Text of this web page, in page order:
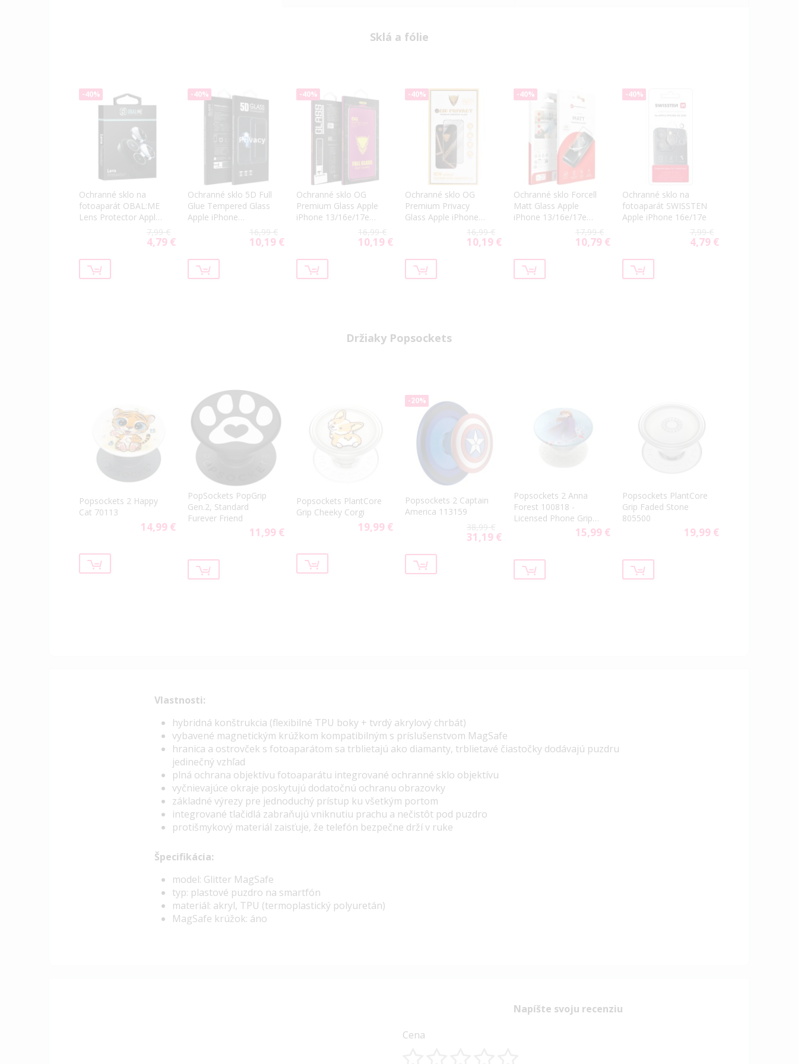
Sklá a fólie
-40%
Ochranné sklo na
fotoaparát OBAL:ME
Lens Protector Apple
7,99 €
Special
4,79 €
-40%
Ochranné sklo 5D Full
Glue Tempered Glass
Apple iPhone
13/16e/17e (PRIVECY)
16,99 €
Special
10,19 €
-40%
Ochranné sklo OG
Premium Glass Apple
iPhone 13/16e/17e
16,99 €
Special
10,19 €
-40%
Ochranné sklo OG
Premium Privacy
Glass Apple iPhone
13/16e/17e čierne16,99 €
Special
10,19 €
-40%
Ochranné sklo Forcell
Matt Glass Apple
iPhone 13/16e/17e
17,99 €
Special
10,79 €
-40%
Ochranné sklo na
fotoaparát SWISSTEN
Apple iPhone 16e/17e
7,99 €
Special
4,79 €
Držiaky Popsockets
Popsockets 2 Happy
Cat 70113
14,99 €
PopSockets PopGrip
Gen.2, Standard
Furever Friend
11,99 €
Popsockets PlantCore
Grip Cheeky Corgi
19,99 €
-20%
Popsockets 2 Captain
America 113159
38,99 €
Special
31,19 €
Popsockets 2 Anna
Forest 100818 -
Licensed Phone Grip
15,99 €
Popsockets PlantCore
Grip Faded Stone
805500
19,99 €
Vlastnosti:
hybridná konštrukcia (flexibilné TPU boky + tvrdý akrylový chrbát)
vybavené magnetickým krúžkom kompatibilným s príslušenstvom MagSafe
hranica a ostrovček s fotoaparátom sa trblietajú ako diamanty, trblietavé čiastočky dodávajú puzdru
jedinečný vzhľad
plná ochrana objektívu fotoaparátu integrované ochranné sklo objektívu
vyčnievajúce okraje poskytujú dodatočnú ochranu obrazovky
základné výrezy pre jednoduchý prístup ku všetkým portom
integrované tlačidlá zabraňujú vniknutiu prachu a nečistôt pod puzdro
protišmykový materiál zaisťuje, že telefón bezpečne drží v ruke
Špecifikácia:
model: Glitter MagSafe
typ: plastové puzdro na smartfón
materiál: akryl, TPU (termoplastický polyuretán)
MagSafe krúžok: áno
Napíšte svoju recenziu
Cena